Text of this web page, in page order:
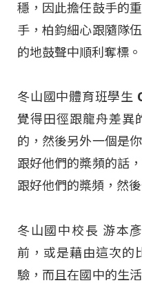
穩，因此擔任鼓手的
手，柏鈞細心跟隨隊
的地鼓聲中順利奪標。
冬山國中體育班學生
覺得田徑跟龍舟差異
的，然後另外一個是
跟好他們的槳頻的話
跟好他們的槳頻，然
冬山國中校長 游本
前，或是藉由這次的
驗，而且在國中的生